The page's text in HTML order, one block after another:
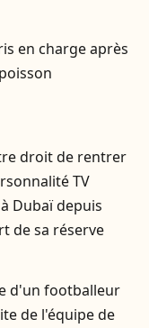
en charge après
droit de rentrer
TV
Dubaï depuis
de sa réserve
d'un footballeur
de l'équipe de